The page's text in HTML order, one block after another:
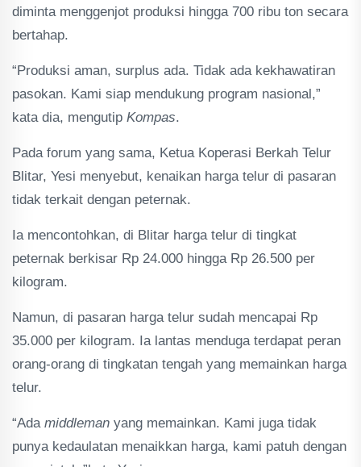
diminta menggenjot produksi hingga 700 ribu ton secara
bertahap.
“Produksi aman, surplus ada. Tidak ada kekhawatiran
pasokan. Kami siap mendukung program nasional,”
kata dia, mengutip Kompas.
Pada forum yang sama, Ketua Koperasi Berkah Telur
Blitar, Yesi menyebut, kenaikan harga telur di pasaran
tidak terkait dengan peternak.
Ia mencontohkan, di Blitar harga telur di tingkat
peternak berkisar Rp 24.000 hingga Rp 26.500 per
kilogram.
Namun, di pasaran harga telur sudah mencapai Rp
35.000 per kilogram. Ia lantas menduga terdapat peran
orang-orang di tingkatan tengah yang memainkan harga
telur.
“Ada middleman yang memainkan. Kami juga tidak
punya kedaulatan menaikkan harga, kami patuh dengan